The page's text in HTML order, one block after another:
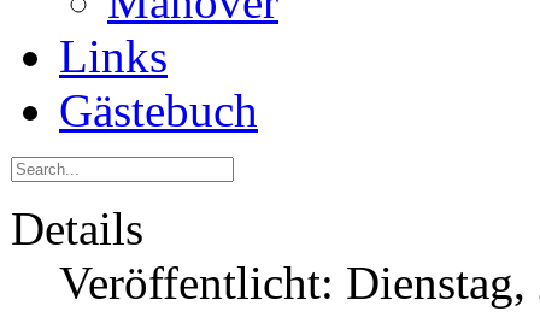
Links
Gästebuch
Details
Veröffentlicht: